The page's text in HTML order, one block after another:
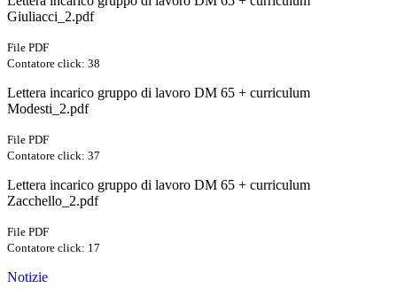
Giuliacci_2.pdf
File PDF
Contatore click: 38
Lettera incarico gruppo di lavoro DM 65 + curriculum
Modesti_2.pdf
File PDF
Contatore click: 37
Lettera incarico gruppo di lavoro DM 65 + curriculum
Zacchello_2.pdf
File PDF
Contatore click: 17
Notizie